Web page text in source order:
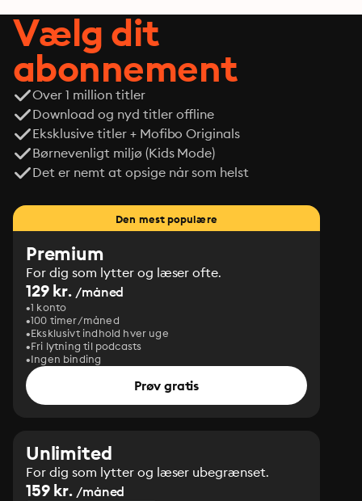
Vælg dit
abonnement
Over 1 million titler
Download og nyd titler offline
Eksklusive titler + Mofibo Originals
Børnevenligt miljø (Kids Mode)
Det er nemt at opsige når som helst
Den mest populære
Premium
For dig som lytter og læser ofte.
129 kr. /måned
1 konto
100 timer/måned
Eksklusivt indhold hver uge
Fri lytning til podcasts
Ingen binding
Prøv gratis
Unlimited
For dig som lytter og læser ubegrænset.
159 kr. /måned